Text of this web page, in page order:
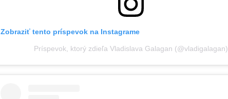
Zobraziť tento príspevok na Instagrame
Príspevok, ktorý zdieľa Vladislava Galagan (@vladigalagan)